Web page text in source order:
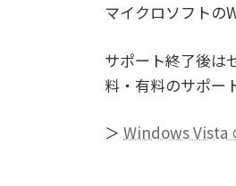
マイクロソフトの
サポート終了後は
料・有料のサポー
＞ Windows Vista